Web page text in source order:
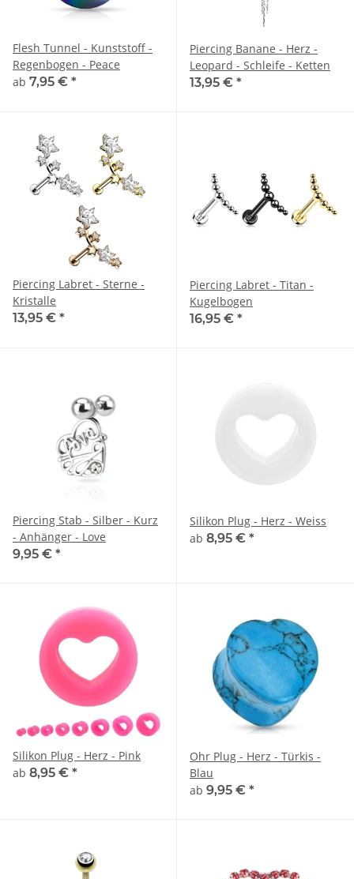
Flesh Tunnel - Kunststoff -
Regenbogen - Peace
ab 7,95 € *
Piercing Banane - Herz -
Leopard - Schleife - Ketten
13,95 € *
Piercing Labret - Sterne -
Kristalle
13,95 € *
Piercing Labret - Titan -
Kugelbogen
16,95 € *
Piercing Stab - Silber - Kurz
- Anhänger - Love
9,95 € *
Silikon Plug - Herz - Weiss
ab 8,95 € *
Silikon Plug - Herz - Pink
ab 8,95 € *
Ohr Plug - Herz - Türkis -
Blau
ab 9,95 € *